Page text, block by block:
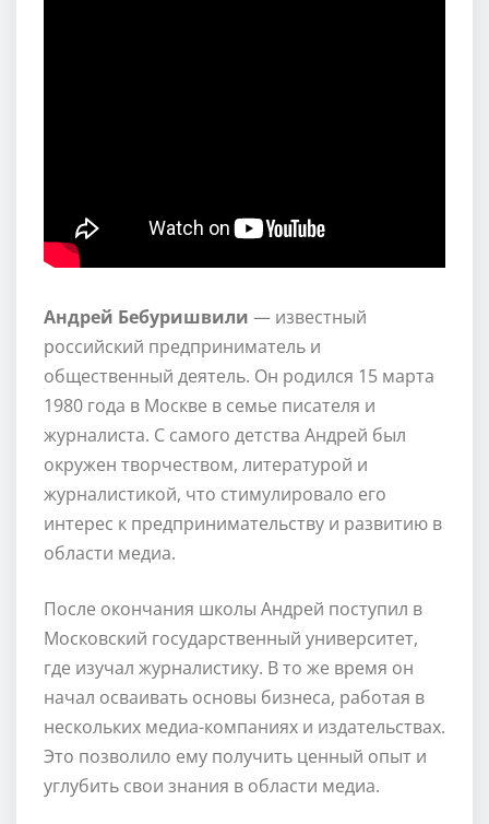
Андрей Бебуришвили — известный
российский предприниматель и
общественный деятель. Он родился 15 марта
1980 года в Москве в семье писателя и
журналиста. С самого детства Андрей был
окружен творчеством, литературой и
журналистикой, что стимулировало его
интерес к предпринимательству и развитию в
области медиа.
После окончания школы Андрей поступил в
Московский государственный университет,
где изучал журналистику. В то же время он
начал осваивать основы бизнеса, работая в
нескольких медиа-компаниях и издательствах.
Это позволило ему получить ценный опыт и
углубить свои знания в области медиа.